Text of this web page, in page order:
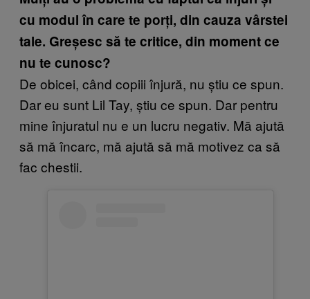
cu modul în care te porți, din cauza vârstei
tale. Greșesc să te critice, din moment ce
nu te cunosc?
De obicei, când copiii înjură, nu știu ce spun.
Dar eu sunt Lil Tay, știu ce spun. Dar pentru
mine înjuratul nu e un lucru negativ. Mă ajută
să mă încarc, mă ajută să mă motivez ca să
fac chestii.